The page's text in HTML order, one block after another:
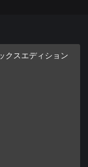
クスエディション